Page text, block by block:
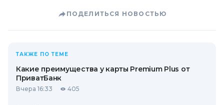
ПОДЕЛИТЬСЯ НОВОСТЬЮ
ТАКЖЕ ПО ТЕМЕ
Какие преимущества у карты Premium Plus от
ПриватБанк
Вчера 16:33 405